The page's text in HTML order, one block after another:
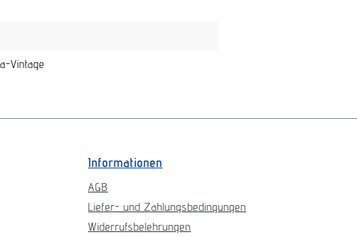
Vintage
Informationen
AGB
Liefer- und Zahlungsbedingungen
Widerrufsbelehrungen